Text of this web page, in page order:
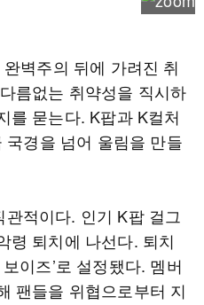
벽주의 뒤에 가려진 취
름없는 취약성을 직시하
를 묻는다. K팝과 K컬처
국경을 넘어 울림을 만들
적이다. 인기 K팝 걸그
령 퇴치에 나선다. 퇴치
이즈’로 설정됐다. 멤버
팬들을 위협으로부터 지